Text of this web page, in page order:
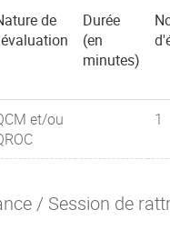
de
Durée
(en
minutes)
et/ou
1
/ Session de